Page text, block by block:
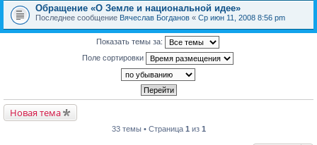
Обращение «О Земле и национальной идее»
Последнее сообщение Вячеслав Богданов « Ср июн 11, 2008 8:56 pm
Показать темы за:
Поле сортировки
Новая тема
33 темы • Страница 1 из 1